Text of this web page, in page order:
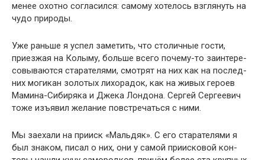
менее охотно согласился: самому хотелось взглянуть на
чудо природы.
Уже раньше я успел заметить, что столичные гости,
приезжая на Колыму, больше всего почему-то заинтере­
совываются старателями, смотрят на них как на послед­
них могикан золотых лихорадок, как на живых героев
Мамина-Сибиряка и Джека Лондона. Сергей Сергеевич
тоже изъявил желание повстречаться с ними.
Мы заехали на прииск «Мальдяк». С его старателями я
был знаком, писал о них, они у самой приисковой кон­